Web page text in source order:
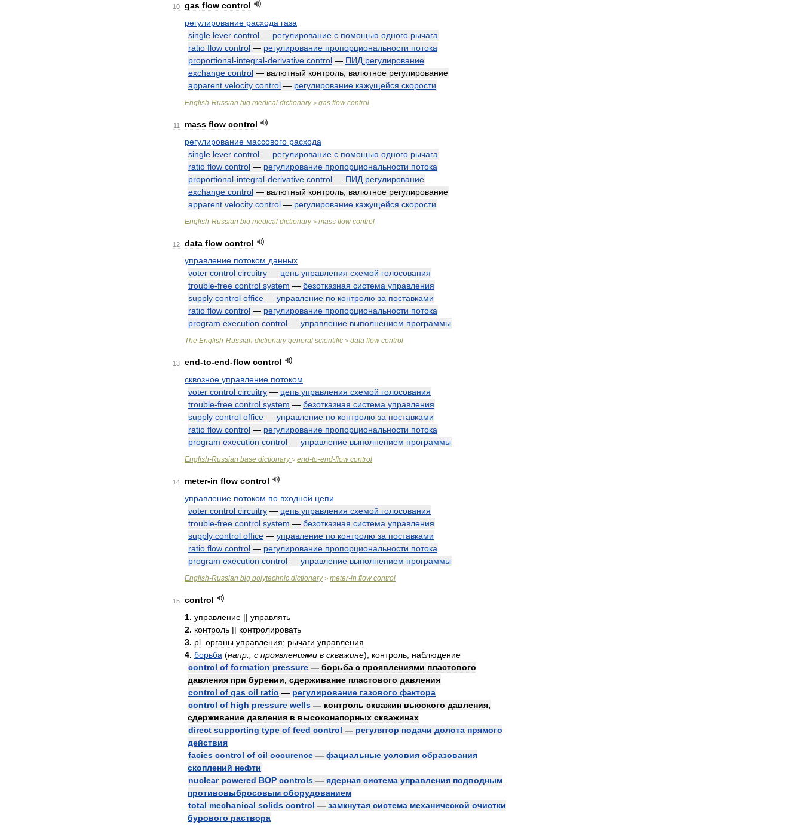
10 gas flow control
регулирование расхода газа
single lever control — регулирование с помощью одного рычага
ratio flow control — регулирование пропорциональности потока
proportional-integral-derivative control — ПИД регулирование
exchange control — валютный контроль; валютное регулирование
apparent velocity control — регулирование кажущейся скорости
English-Russian big medical dictionary> gas flow control
11 mass flow control
регулирование массового расхода
single lever control — регулирование с помощью одного рычага
ratio flow control — регулирование пропорциональности потока
proportional-integral-derivative control — ПИД регулирование
exchange control — валютный контроль; валютное регулирование
apparent velocity control — регулирование кажущейся скорости
English-Russian big medical dictionary> mass flow control
12 data flow control
управление потоком данных
voter control circuitry — цепь управления схемой голосования
trouble-free control system — безотказная система управления
supply control office — управление по контролю за поставками
ratio flow control — регулирование пропорциональности потока
program execution control — управление выполнением программы
The English-Russian dictionary general scientific > data flow control
13 end-to-end-flow control
сквозное управление потоком
voter control circuitry — цепь управления схемой голосования
trouble-free control system — безотказная система управления
supply control office — управление по контролю за поставками
ratio flow control — регулирование пропорциональности потока
program execution control — управление выполнением программы
English-Russian base dictionary > end-to-end-flow control
14 meter-in flow control
управление потоком по входной цепи
voter control circuitry — цепь управления схемой голосования
trouble-free control system — безотказная система управления
supply control office — управление по контролю за поставками
ratio flow control — регулирование пропорциональности потока
program execution control — управление выполнением программы
English-Russian big polytechnic dictionary> meter-in flow control
15
control
1. управление || управлять
2. контроль || контролировать
3. pl органы управления; рычаги управления
4. борьба (напр с проявлениями в скважине) контроль; наблюдение
control of formation pressure — борьба с проявлениями пластового
давления при бурении, сдерживание пластового давления
control of gas oil ratio — регулирование газового фактора
control of high pressure wells — контроль скважин высокого давления,
сдерживание давления в высоконапорных скважинах
direct supporting type of feed control — регулятор подачи долота прямого
действия
facies control of oil occurence — фациальные условия образования
скоплений нефти
nuclear powered BOP controls — ядерная система управления подводным
противовыбросовым оборудованием
total mechanical solids control — замкнутая система механической очистки
бурового раствора